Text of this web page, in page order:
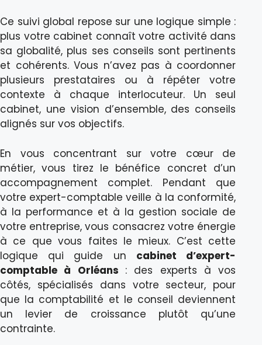
Ce suivi global repose sur une logique simple :
plus votre cabinet connaît votre activité dans
sa globalité, plus ses conseils sont pertinents
et cohérents. Vous n’avez pas à coordonner
plusieurs prestataires ou à répéter votre
contexte à chaque interlocuteur. Un seul
cabinet, une vision d’ensemble, des conseils
alignés sur vos objectifs.
En vous concentrant sur votre cœur de
métier, vous tirez le bénéfice concret d’un
accompagnement complet. Pendant que
votre expert-comptable veille à la conformité,
à la performance et à la gestion sociale de
votre entreprise, vous consacrez votre énergie
à ce que vous faites le mieux. C’est cette
logique qui guide un cabinet d’expert-
comptable à Orléans : des experts à vos
côtés, spécialisés dans votre secteur, pour
que la comptabilité et le conseil deviennent
un levier de croissance plutôt qu’une
contrainte.